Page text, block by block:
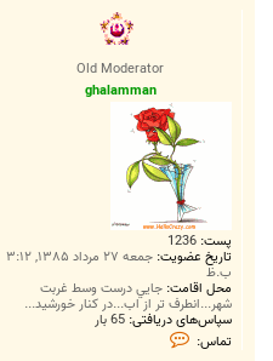
Old Moderator
ghalamman
پست: 1236
تاریخ عضویت: جمعه ۲۷ مرداد ۱۳۸۵, ۳:۱۲
ب.ظ
محل اقامت: جايي درست وسط غربت
شهر...انطرف تر از اب...در کنار خورشيد...
سپاس‌های دریافتی: 65 بار
تماس:
ت